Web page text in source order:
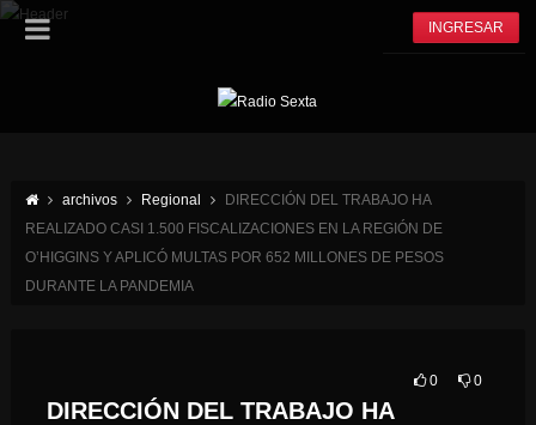
INGRESAR
archivos Regional
DIRECCIÓN DEL TRABAJO HA
REALIZADO CASI 1.500 FISCALIZACIONES EN LA REGIÓN DE
O’HIGGINS Y APLICÓ MULTAS POR 652 MILLONES DE PESOS
DURANTE LA PANDEMIA
0 0
DIRECCIÓN DEL TRABAJO HA